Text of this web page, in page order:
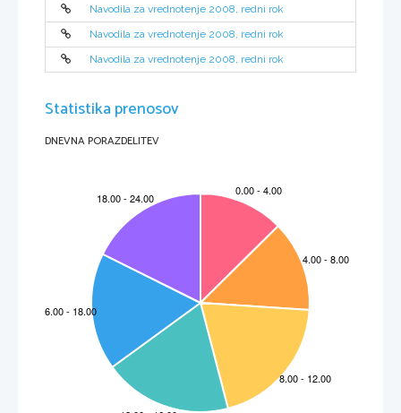
N081-241-2-2
I. DEL: SLUŠNO RAZUMEVANJE – 12 TO
NALOGA A
HEALTHY LIVING
Anna and Bob are both 12. They live in the same
village and they go to the same school and
to the same class.
    Hi, Bob. How are you? You’re r
eading something. What is it?
Hi, Anna. Thanks, I'm fine. It's an article
about healthy living. They say that food is
important. You should have five meals a day. Eating fruit and vegetables is good for
    I don't have any problems with that. I lik
prepares a lot of fresh vegetables, specially salads. Different salads are my favourite
Lucky you. I don't like home-made food too muc
h. My mother or father always cook
lunch and dinner for me and my sister,
restaurants and I can't do without sweets.
    You should try harder. Eating healthy food
is very important. Oh, and exercising is
important too. Do you like sports?
Bob:
Don't worry. I'm a big sports fan. I do a lo
t of sports. My favourite sport is football.
My friends and I play it almost every day.
Anna:
ing ball games. I like magazines and books.
My favourite hobby’s reading. I know it is good to do different sports. Let’s try
something this afternoon. What
do you think about swimming?
OK, but I'm hungry – let's have some food first. Burger and chips ...
    Oh,    Bob!
OK, you win. Let's go swimming then.
Navodila za vrednotenje 2008, redni rok
Navodila za vrednotenje 2008, redni rok
Navodila za vrednotenje 2008, redni rok
Statistika prenosov
DNEVNA PORAZDELITEV